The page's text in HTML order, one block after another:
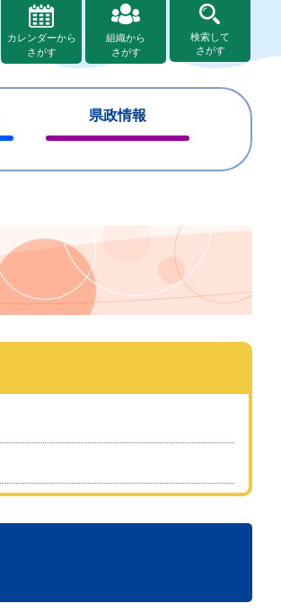
カレンダーから
さがす
組織から
さがす
検索して
さがす
県政情報
じ